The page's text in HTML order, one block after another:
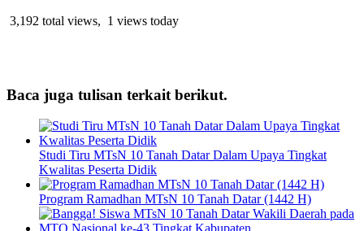
3,192 total views, 1 views today
Baca juga tulisan terkait berikut.
Studi Tiru MTsN 10 Tanah Datar Dalam Upaya Tingkat
Kwalitas Peserta Didik
Program Ramadhan MTsN 10 Tanah Datar (1442 H)